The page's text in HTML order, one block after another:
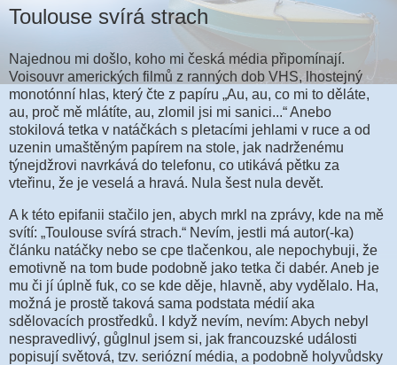
Toulouse svírá strach
Najednou mi došlo, koho mi česká média připomínají.
Voisouvr amerických filmů z ranných dob VHS, lhostejný
monotónní hlas, který čte z papíru „Au, au, co mi to děláte,
au, proč mě mlátíte, au, zlomil jsi mi sanici...“ Anebo
stokilová tetka v natáčkách s pletacími jehlami v ruce a od
uzenin umaštěným papírem na stole, jak nadrženému
týnejdžrovi navrkává do telefonu, co utikává pětku za
vteřinu, že je veselá a hravá. Nula šest nula devět.
A k této epifanii stačilo jen, abych mrkl na zprávy, kde na mě
svítí: „Toulouse svírá strach.“ Nevím, jestli má autor(-ka)
článku natáčky nebo se cpe tlačenkou, ale nepochybuji, že
emotivně na tom bude podobně jako tetka či dabér. Aneb je
mu či jí úplně fuk, co se kde děje, hlavně, aby vydělalo. Ha,
možná je prostě taková sama podstata médií aka
sdělovacích prostředků. I když nevím, nevím: Abych nebyl
nespravedlivý, gůglnul jsem si, jak francouzské události
popisují světová, tzv. seriózní média, a podobně holyvůdsky